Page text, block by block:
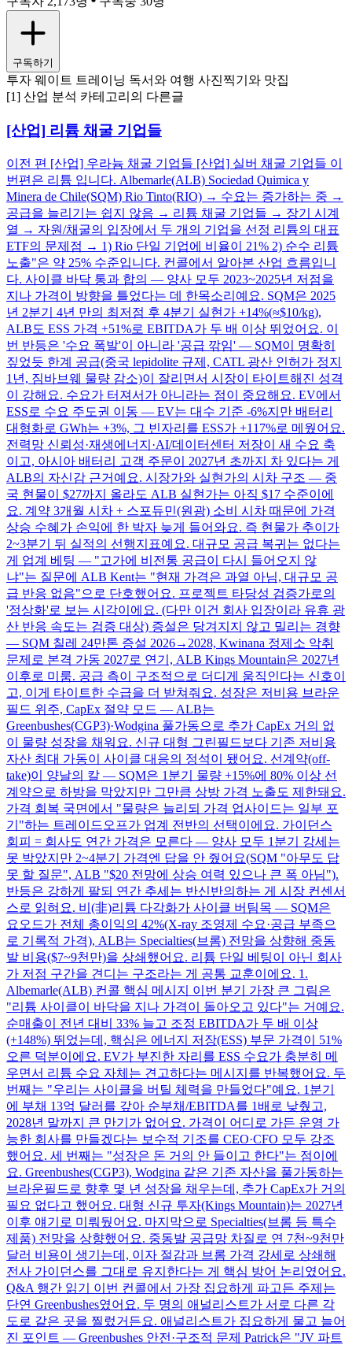
구독하기
투자 웨이트 트레이닝 독서와 여행 사진찍기와 맛집
[1] 산업 분석 카테고리의 다른글
[산업] 리튬 채굴 기업들
이전 편 [산업] 우라늄 채굴 기업들 [산업] 실버 채굴 기업들 이
번편은 리튬 입니다. Albemarle(ALB) Sociedad Quimica y
Minera de Chile(SQM) Rio Tinto(RIO) → 수요는 증가하는 중 →
공급을 늘리기는 쉽지 않음 → 리튬 채굴 기업들 → 장기 시계
열 → 자원/채굴의 입장에서 두 개의 기업을 선정 리튬의 대표
ETF의 문제점 → 1) Rio 단일 기업에 비율이 21% 2) 순수 리튬
노출"은 약 25% 수준입니다. 컨콜에서 알아본 산업 흐름입니
다. 사이클 바닥 통과 합의 — 양사 모두 2023~2025년 저점을
지나 가격이 방향을 틀었다는 데 한목소리예요. SQM은 2025
년 2분기 4년 만의 최저점 후 4분기 실현가 +14%(≈$10/kg),
ALB도 ESS 가격 +51%로 EBITDA가 두 배 이상 뛰었어요. 이
번 반등은 '수요 폭발'이 아니라 '공급 깎임' — SQM이 명확히
짚었듯 한계 공급(중국 lepidolite 규제, CATL 광산 인허가 정지
1년, 짐바브웨 물량 감소)이 잘리면서 시장이 타이트해진 성격
이 강해요. 수요가 터져서가 아니라는 점이 중요해요. EV에서
ESS로 수요 주도권 이동 — EV는 대수 기준 -6%지만 배터리
대형화로 GWh는 +3%, 그 빈자리를 ESS가 +117%로 메웠어요.
전력망 신뢰성·재생에너지·AI/데이터센터 저장이 새 수요 축
이고, 아시아 배터리 고객 주문이 2027년 초까지 차 있다는 게
ALB의 자신감 근거예요. 시장가와 실현가의 시차 구조 — 중
국 현물이 $27까지 올라도 ALB 실현가는 아직 $17 수준이에
요. 계약 3개월 시차 + 스포듀민(원광) 소비 시차 때문에 가격
상승 수혜가 손익에 한 박자 늦게 들어와요. 즉 현물가 추이가
2~3분기 뒤 실적의 선행지표예요. 대규모 공급 복귀는 없다는
게 업계 베팅 — "고가에 비전통 공급이 다시 들어오지 않
냐"는 질문에 ALB Kent는 "현재 가격은 과열 아님, 대규모 공
급 반응 없음"으로 단호했어요. 프로젝트 타당성 검증가로의
'정상화'로 보는 시각이에요. (다만 이건 회사 입장이라 유휴 광
산 반응 속도는 검증 대상) 증설은 당겨지지 않고 밀리는 경향
— SQM 칠레 24만톤 증설 2026→2028, Kwinana 정제소 악취
문제로 본격 가동 2027로 연기, ALB Kings Mountain은 2027년
이후로 미룸. 공급 측이 구조적으로 더디게 움직인다는 신호이
고, 이게 타이트한 수급을 더 받쳐줘요. 성장은 저비용 브라운
필드 위주, CapEx 절약 모드 — ALB는
Greenbushes(CGP3)·Wodgina 풀가동으로 추가 CapEx 거의 없
이 물량 성장을 채워요. 신규 대형 그린필드보다 기존 저비용
자산 최대 가동이 사이클 대응의 정석이 됐어요. 선계약(off-
take)이 양날의 칼 — SQM은 1분기 물량 +15%에 80% 이상 선
계약으로 하방을 막았지만 그만큼 상방 가격 노출도 제한돼요.
가격 회복 국면에서 "물량은 늘리되 가격 업사이드는 일부 포
기"하는 트레이드오프가 업계 전반의 선택이에요. 가이던스
회피 = 회사도 연간 가격은 모른다 — 양사 모두 1분기 강세는
못 박았지만 2~4분기 가격엔 답을 안 줬어요(SQM "아무도 답
못 할 질문", ALB "$20 전망에 상승 여력 있으나 큰 폭 아님").
반등은 강하게 팔되 연간 추세는 반신반의하는 게 시장 컨센서
스로 읽혀요. 비(非)리튬 다각화가 사이클 버팀목 — SQM은
요오드가 전체 총이익의 42%(X-ray 조영제 수요·공급 부족으
로 기록적 가격), ALB는 Specialties(브롬) 전망을 상향해 중동
발 비용($7~9천만)을 상쇄했어요. 리튬 단일 베팅이 아닌 회사
가 저점 구간을 견디는 구조라는 게 공통 교훈이에요. 1.
Albemarle(ALB) 컨콜 핵심 메시지 이번 분기 가장 큰 그림은
"리튬 사이클이 바닥을 지나 가격이 돌아오고 있다"는 거예요.
순매출이 전년 대비 33% 늘고 조정 EBITDA가 두 배 이상
(+148%) 뛰었는데, 핵심은 에너지 저장(ESS) 부문 가격이 51%
오른 덕분이에요. EV가 부진한 자리를 ESS 수요가 충분히 메
우면서 리튬 수요 자체는 견고하다는 메시지를 반복했어요. 두
번째는 "우리는 사이클을 버틸 체력을 만들었다"예요. 1분기
에 부채 13억 달러를 갚아 순부채/EBITDA를 1배로 낮췄고,
2028년 말까지 큰 만기가 없어요. 가격이 어디로 가든 운영 가
능한 회사를 만들겠다는 보수적 기조를 CEO·CFO 모두 강조
했어요. 세 번째는 "성장은 돈 거의 안 들이고 한다"는 점이에
요. Greenbushes(CGP3), Wodgina 같은 기존 자산을 풀가동하는
브라운필드로 향후 몇 년 성장을 채우는데, 추가 CapEx가 거의
필요 없다고 했어요. 대형 신규 투자(Kings Mountain)는 2027년
이후 얘기로 미뤄뒀어요. 마지막으로 Specialties(브롬 등 특수
제품) 전망을 상향했어요. 중동발 공급망 차질로 연 7천~9천만
달러 비용이 생기는데, 이자 절감과 브롬 가격 강세로 상쇄해
전사 가이던스를 그대로 유지한다는 게 핵심 방어 논리였어요.
Q&A 행간 읽기 이번 컨콜에서 가장 집요하게 파고든 주제는
단연 Greenbushes였어요. 두 명의 애널리스트가 서로 다른 각
도로 같은 곳을 찔렀거든요. 애널리스트가 집요하게 물고 늘어
진 포인트 — Greenbushes 안전·구조적 문제 Patrick은 "JV 파트